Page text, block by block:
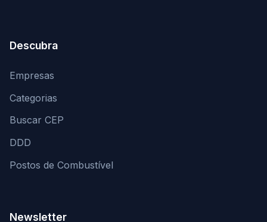
Descubra
Empresas
Categorias
Buscar CEP
DDD
Postos de Combustível
Newsletter